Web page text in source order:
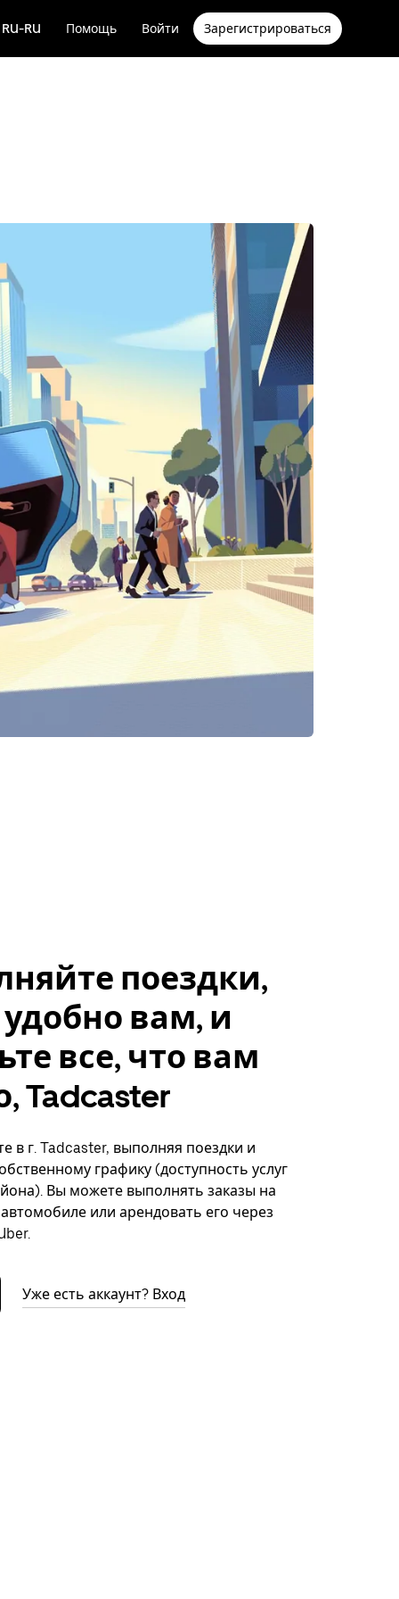
RU-RU Помощь Войти Зарегистрироваться
поездки,
удобно вам, и
все, что вам
Tadcaster
в г. Tadcaster, выполняя поездки и
графику (доступность услуг
Вы можете выполнять заказы на
или арендовать его через
Уже есть аккаунт? Вход